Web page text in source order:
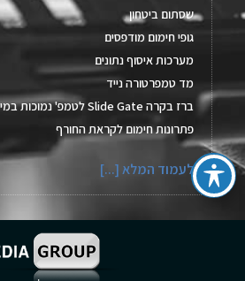
שסתום ביטחון
גופי חימום מודפסים
מערכות איסוף נתונים
מד טמפרטורה נייד
ברז בקרה Slide Gate לטמפ' נמוכות במיוחד
פתרונות חימום לקראת החורף
לעמוד המלא [...]